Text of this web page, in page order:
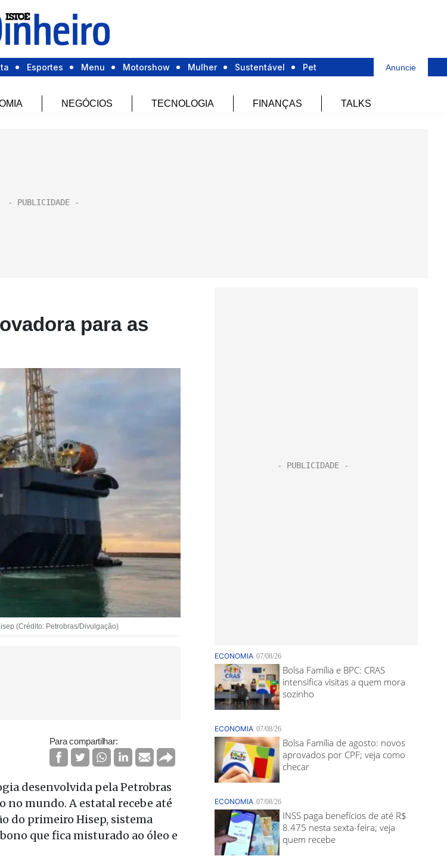
Esportes Menu Motorshow Mulher Sustentável Pet Anuncie
NEGÓCIOS TECNOLOGIA FINANÇAS TALKS
para as
(Crédito: Petrobras/Divulgação)
Para compartilhar:
desenvolvida pela Petrobras
no mundo. A estatal recebe até
do primeiro Hisep, sistema
que fica misturado ao óleo e